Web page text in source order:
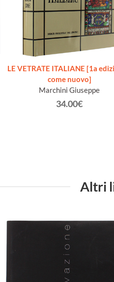
LE VETRATE ITALIANE [1a
come nuovo]
Marchini Giuseppe
34.00€
Altri